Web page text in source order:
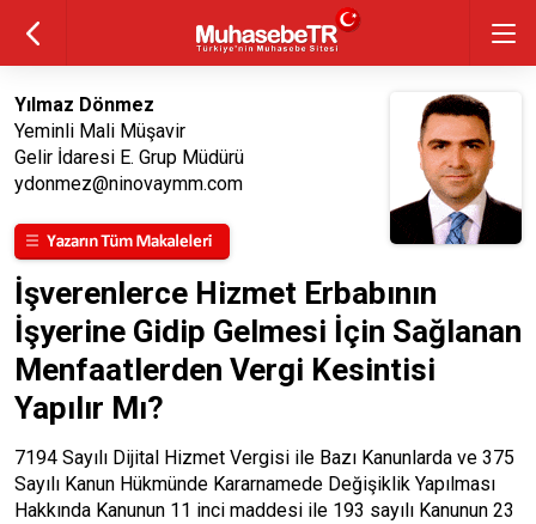
Yılmaz Dönmez
Yeminli Mali Müşavir
Gelir İdaresi E. Grup Müdürü
ydonmez@ninovaymm.com
İşverenlerce Hizmet Erbabının
İşyerine Gidip Gelmesi İçin Sağlanan
Menfaatlerden Vergi Kesintisi
Yapılır Mı?
7194 Sayılı Dijital Hizmet Vergisi ile Bazı Kanunlarda ve 375
Sayılı Kanun Hükmünde Kararnamede Değişiklik Yapılması
Hakkında Kanunun 11 inci maddesi ile 193 sayılı Kanunun 23